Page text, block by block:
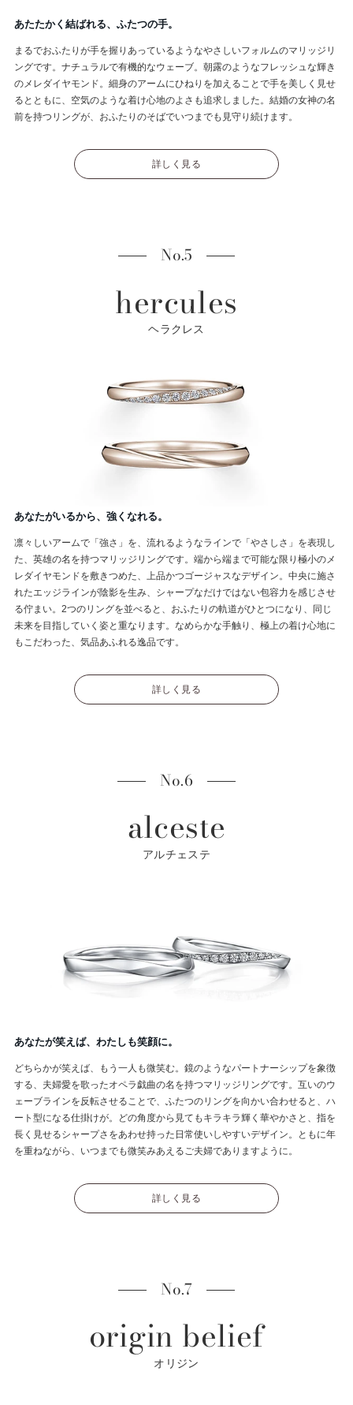
あたたかく結ばれる、ふたつの手。
まるでおふたりが手を握りあっているようなやさしいフォルムのマリッジリ
ングです。ナチュラルで有機的なウェーブ。朝露のようなフレッシュな輝き
のメレダイヤモンド。細身のアームにひねりを加えることで手を美しく見せ
るとともに、空気のような着け心地のよさも追求しました。結婚の女神の名
前を持つリングが、おふたりのそばでいつまでも見守り続けます。
詳しく見る
No.5
hercules
ヘラクレス
あなたがいるから、強くなれる。
凛々しいアームで「強さ」を、流れるようなラインで「やさしさ」を表現し
た、英雄の名を持つマリッジリングです。端から端まで可能な限り極小のメ
レダイヤモンドを敷きつめた、上品かつゴージャスなデザイン。中央に施さ
れたエッジラインが陰影を生み、シャープなだけではない包容力を感じさせ
る佇まい。2つのリングを並べると、おふたりの軌道がひとつになり、同じ
未来を目指していく姿と重なります。なめらかな手触り、極上の着け心地に
もこだわった、気品あふれる逸品です。
詳しく見る
No.6
alceste
アルチェステ
あなたが笑えば、わたしも笑顔に。
どちらかが笑えば、もう一人も微笑む。鏡のようなパートナーシップを象徴
する、夫婦愛を歌ったオペラ戯曲の名を持つマリッジリングです。互いのウ
ェーブラインを反転させることで、ふたつのリングを向かい合わせると、ハ
ート型になる仕掛けが。どの角度から見てもキラキラ輝く華やかさと、指を
長く見せるシャープさをあわせ持った日常使いしやすいデザイン。ともに年
を重ねながら、いつまでも微笑みあえるご夫婦でありますように。
詳しく見る
No.7
origin belief
オリジン